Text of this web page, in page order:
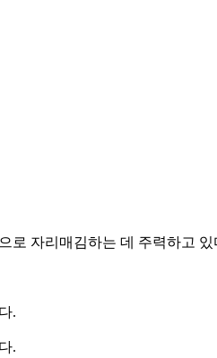
로 자리매김하는 데 주력하고 있
.
.